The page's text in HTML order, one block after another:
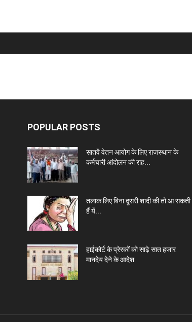
POPULAR POSTS
सातवें वेतन आयोग के लिए राजस्थान के
कर्मचारी आंदोलन की राह...
तलाक लिए बिना दूसरी शादी की तो आ सकती
हैं यें...
हाईकोर्ट के प्रेरकों को साढ़े सात हजार
मानदेय देने के आदेश